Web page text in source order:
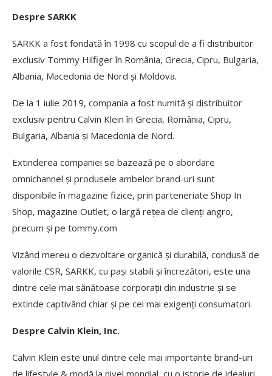
Despre SARKK
SARKK a fost fondată în 1998 cu scopul de a fi distribuitor
exclusiv Tommy Hilfiger în România, Grecia, Cipru, Bulgaria,
Albania, Macedonia de Nord și Moldova.
De la 1 iulie 2019, compania a fost numită și distribuitor
exclusiv pentru Calvin Klein în Grecia, România, Cipru,
Bulgaria, Albania și Macedonia de Nord.
Extinderea companiei se bazează pe o abordare
omnichannel și produsele ambelor brand-uri sunt
disponibile în magazine fizice, prin parteneriate Shop In
Shop, magazine Outlet, o largă rețea de clienți angro,
precum și pe tommy.com
Vizând mereu o dezvoltare organică și durabilă, condusă de
valorile CSR, SARKK, cu pași stabili și încrezători, este una
dintre cele mai sănătoase corporații din industrie și se
extinde captivând chiar și pe cei mai exigenți consumatori.
Despre Calvin Klein, Inc.
Calvin Klein este unul dintre cele mai importante brand-uri
de lifestyle & modă la nivel mondial, cu o istorie de idealuri